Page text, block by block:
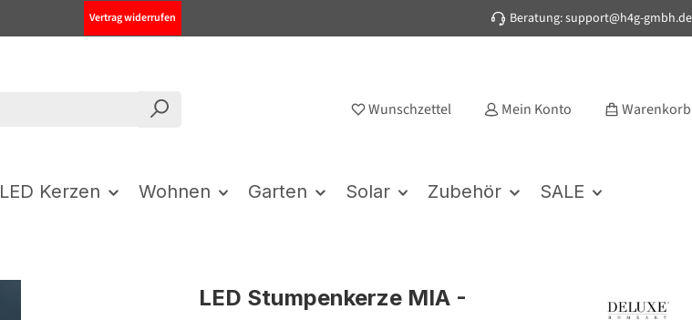
Vertrag widerrufen Beratung: support@h4g-gmbh.de
Wunschzettel Mein Konto Warenkorb
LED Kerzen Wohnen Garten Solar Zubehör SALE
LED Stumpenkerze MIA -